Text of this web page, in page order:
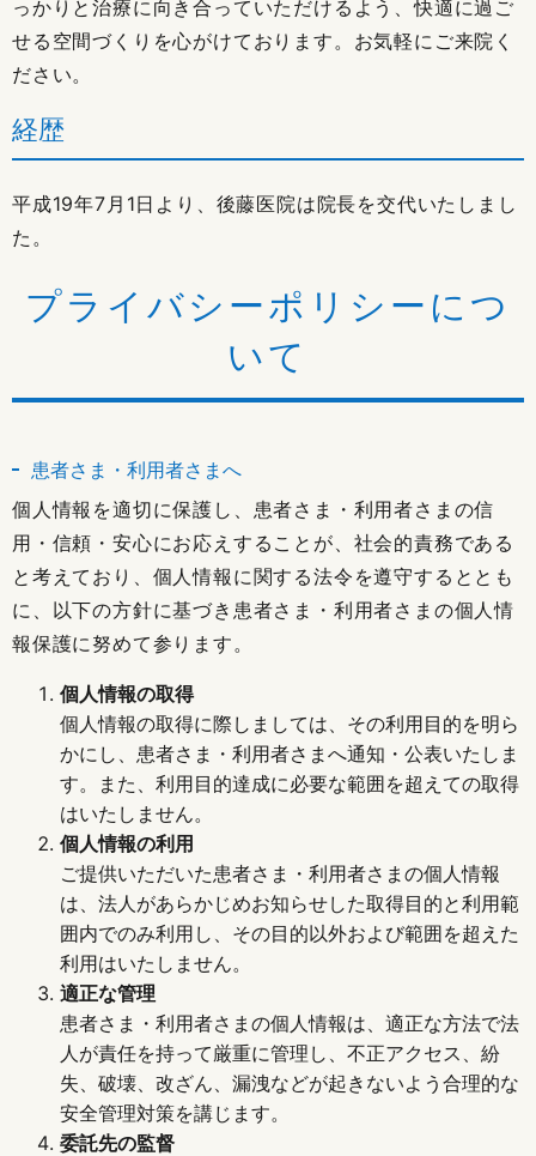
っかりと治療に向き合っていただけるよう、快適に過ご
せる空間づくりを心がけております。お気軽にご来院く
ださい。
経歴
平成19年7月1日より、後藤医院は院長を交代いたしまし
た。
プライバシーポリシーにつ
いて
患者さま・利用者さまへ
個人情報を適切に保護し、患者さま・利用者さまの信
用・信頼・安心にお応えすることが、社会的責務である
と考えており、個人情報に関する法令を遵守するととも
に、以下の方針に基づき患者さま・利用者さまの個人情
報保護に努めて参ります。
個人情報の取得
個人情報の取得に際しましては、その利用目的を明ら
かにし、患者さま・利用者さまへ通知・公表いたしま
す。また、利用目的達成に必要な範囲を超えての取得
はいたしません。
個人情報の利用
ご提供いただいた患者さま・利用者さまの個人情報
は、法人があらかじめお知らせした取得目的と利用範
囲内でのみ利用し、その目的以外および範囲を超えた
利用はいたしません。
適正な管理
患者さま・利用者さまの個人情報は、適正な方法で法
人が責任を持って厳重に管理し、不正アクセス、紛
失、破壊、改ざん、漏洩などが起きないよう合理的な
安全管理対策を講じます。
委託先の監督